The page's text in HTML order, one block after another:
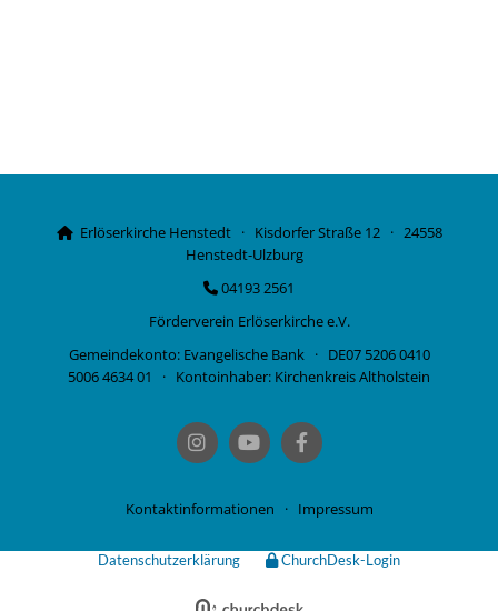
 Erlöserkirche Henstedt · Kisdorfer Straße 12 · 24558
Henstedt-Ulzburg
 04193 2561
Förderverein Erlöserkirche e.V.
Gemeindekonto: Evangelische Bank · DE07 5206 0410
5006 4634 01 · Kontoinhaber: Kirchenkreis Altholstein
Kontaktinformationen · Impressum
Datenschutzerklärung ChurchDesk-Login